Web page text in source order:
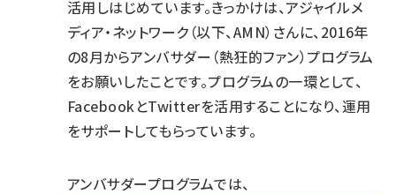
活用しはじめています。きっかけは、アジャイルメ
ディア・ネットワーク（以下、AMN）さんに、2016年
の8月からアンバサダー（熱狂的ファン）プログラム
をお願いしたことです。プログラムの一環として、
FacebookとTwitterを活用することになり、運用
をサポートしてもらっています。
アンバサダープログラムでは、